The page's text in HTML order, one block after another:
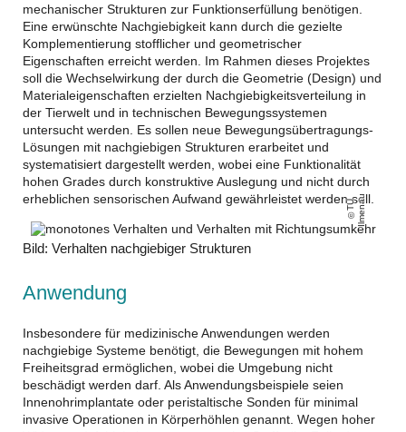
mechanischer Strukturen zur Funktionserfüllung benötigen.
Eine erwünschte Nachgiebigkeit kann durch die gezielte
Komplementierung stofflicher und geometrischer
Eigenschaften erreicht werden. Im Rahmen dieses Projektes
soll die Wechselwirkung der durch die Geometrie (Design) und
Materialeigenschaften erzielten Nachgiebigkeitsverteilung in
der Tierwelt und in technischen Bewegungssystemen
untersucht werden. Es sollen neue Bewegungsübertragungs-
Lösungen mit nachgiebigen Strukturen erarbeitet und
systematisiert dargestellt werden, wobei eine Funktionalität
hohen Grades durch konstruktive Auslegung und nicht durch
erheblichen sensorischen Aufwand gewährleistet werden soll.
T
U
Il
m
e
n
au
Bild: Verhalten nachgiebiger Strukturen
Anwendung
Insbesondere für medizinische Anwendungen werden
nachgiebige Systeme benötigt, die Bewegungen mit hohem
Freiheitsgrad ermöglichen, wobei die Umgebung nicht
beschädigt werden darf. Als Anwendungsbeispiele seien
Innenohrimplantate oder peristaltische Sonden für minimal
invasive Operationen in Körperhöhlen genannt. Wegen hoher